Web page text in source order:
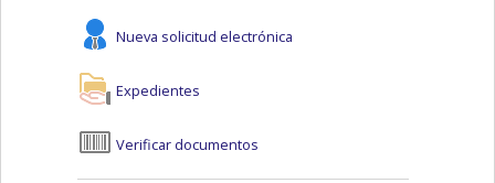
Nueva solicitud electrónica
Expedientes
Verificar documentos